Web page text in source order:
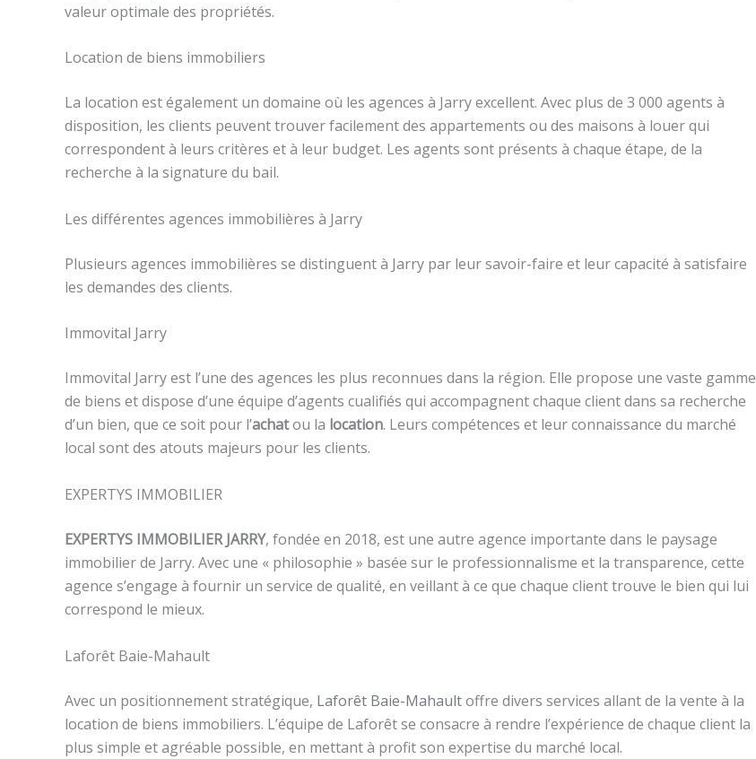
valeur optimale des propriétés.
Location de biens immobiliers
La location est également un domaine où les agences à Jarry excellent. Avec plus de 3 000 agents à
disposition, les clients peuvent trouver facilement des appartements ou des maisons à louer qui
correspondent à leurs critères et à leur budget. Les agents sont présents à chaque étape, de la
recherche à la signature du bail.
Les différentes agences immobilières à Jarry
Plusieurs agences immobilières se distinguent à Jarry par leur savoir-faire et leur capacité à satisfaire
les demandes des clients.
Immovital Jarry
Immovital Jarry est l’une des agences les plus reconnues dans la région. Elle propose une vaste gamme
de biens et dispose d’une équipe d’agents cualifiés qui accompagnent chaque client dans sa recherche
d’un bien, que ce soit pour l’achatou la location. Leurs compétences et leur connaissance du marché
local sont des atouts majeurs pour les clients.
EXPERTYS IMMOBILIER
EXPERTYS IMMOBILIER JARRY, fondée en 2018, est une autre agence importante dans le paysage
immobilier de Jarry. Avec une « philosophie » basée sur le professionnalisme et la transparence, cette
agence s’engage à fournir un service de qualité, en veillant à ce que chaque client trouve le bien qui lui
correspond le mieux.
Laforêt Baie-Mahault
Avec un positionnement stratégique, Laforêt Baie-Mahaultoffre divers services allant de la vente à la
location de biens immobiliers. L’équipe de Laforêt se consacre à rendre l’expérience de chaque client la
plus simple et agréable possible, en mettant à profit son expertise du marché local.